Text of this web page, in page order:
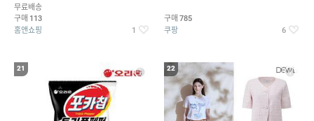
무료배송
구매 113
홈앤쇼핑 1
구매 785
쿠팡 6
21 22